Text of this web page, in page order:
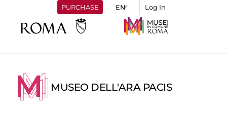
PURCHASE Log In
MUSEO DELL'ARA PACIS